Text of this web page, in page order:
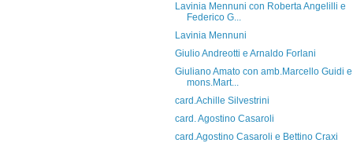
Lavinia Mennuni con Roberta Angelilli e
Federico G...
Lavinia Mennuni
Giulio Andreotti e Arnaldo Forlani
Giuliano Amato con amb.Marcello Guidi e
mons.Mart...
card.Achille Silvestrini
card. Agostino Casaroli
card.Agostino Casaroli e Bettino Craxi